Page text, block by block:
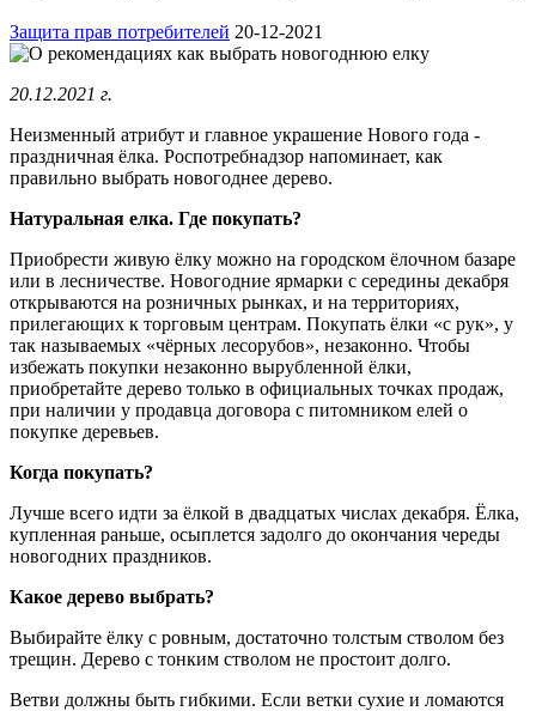
Защита прав потребителей 20-12-2021
20.12.2021 г.
Неизменный атрибут и главное украшение Нового года -
праздничная ёлка. Роспотребнадзор напоминает, как
правильно выбрать новогоднее дерево.
Натуральная елка. Где покупать?
Приобрести живую ёлку можно на городском ёлочном базаре
или в лесничестве. Новогодние ярмарки с середины декабря
открываются на розничных рынках, и на территориях,
прилегающих к торговым центрам. Покупать ёлки «с рук», у
так называемых «чёрных лесорубов», незаконно. Чтобы
избежать покупки незаконно вырубленной ёлки,
приобретайте дерево только в официальных точках продаж,
при наличии у продавца договора с питомником елей о
покупке деревьев.
Когда покупать?
Лучше всего идти за ёлкой в двадцатых числах декабря. Ёлка,
купленная раньше, осыплется задолго до окончания череды
новогодних праздников.
Какое дерево выбрать?
Выбирайте ёлку с ровным, достаточно толстым стволом без
трещин. Дерево с тонким стволом не простоит долго.
Ветви должны быть гибкими. Если ветки сухие и ломаются